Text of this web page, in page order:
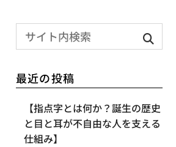
最近の投稿
【指点字とは何か？誕生の歴史
と目と耳が不自由な人を支える
仕組み】